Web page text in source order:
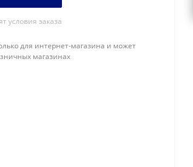
условия заказа
для интернет-магазина и может
магазинах